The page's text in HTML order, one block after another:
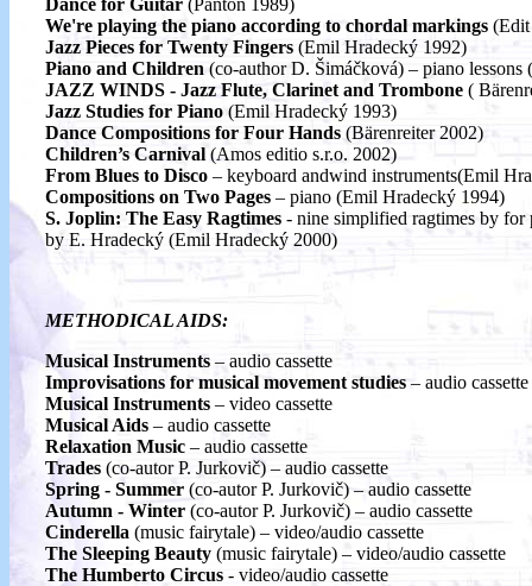
We're playing the piano according to chordal markings
Jazz Pieces for Twenty Fingers (Emil Hradecký 1992)
Piano and Children (co-author D. Šimáčková) – piano lessons
JAZZ WINDS - Jazz Flute, Clarinet and Trombone (
Jazz Studies for Piano (Emil Hradecký 1993)
Dance Compositions for Four Hands (Bärenreiter 2002)
Children’s Carnival (Amos editio s.r.o. 2002)
From Blues to Disco – keyboard andwind instruments(Emil
Compositions on Two Pages – piano (Emil Hradecký 1994)
S. Joplin: The Easy Ragtimes - nine simplified ragtimes by for
by E. Hradecký (Emil Hradecký 2000)
METHODICAL AIDS:
Musical Instruments– audio cassette
Improvisations for musical movement studies– audio cassette
Musical Instruments – video cassette
Musical Aids – audio cassette
Relaxation Music – audio cassette
Trades (co-autor P. Jurkovič) – audio cassette
Spring - Summer (co-autor P. Jurkovič) – audio cassette
Autumn - Winter (co-autor P. Jurkovič) – audio cassette
Cinderella (music fairytale) – video/audio cassette
The Sleeping Beauty (music fairytale) – video/audio cassette
The Humberto Circus - video/audio cassette